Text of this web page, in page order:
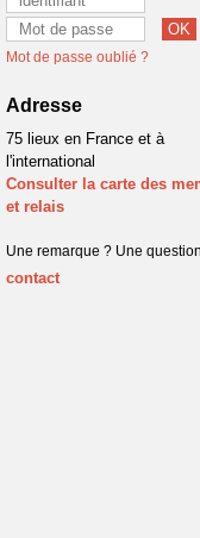
Mot de passe oublié ?
Adresse
75 lieux en France et à
l'international
Consulter la carte des
et relais
Une remarque ? Une
contact